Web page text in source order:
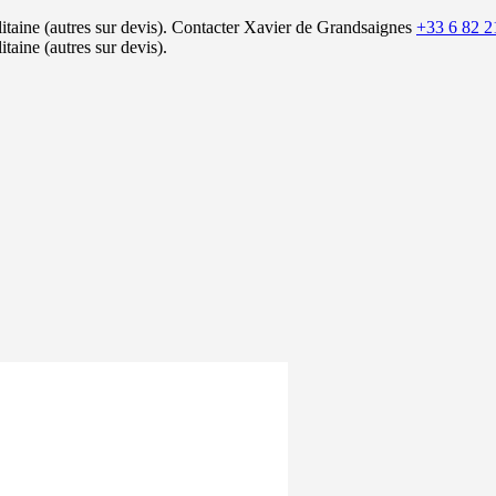
(autres sur devis). Contacter Xavier de Grandsaignes +33 6 82
(autres sur devis).